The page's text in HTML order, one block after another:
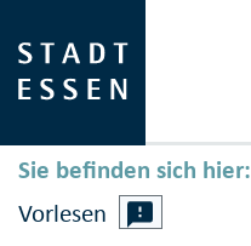
Sie befinden sich hier:
Vorlesen